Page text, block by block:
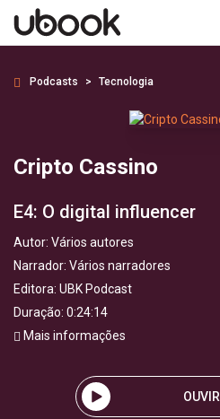
Podcasts Tecnologia
Cripto Cassino
E4: O digital influencer
Autor: Vários autores
Narrador: Vários narradores
Editora: UBK Podcast
Duração: 0:24:14
Mais informações
OUVIR